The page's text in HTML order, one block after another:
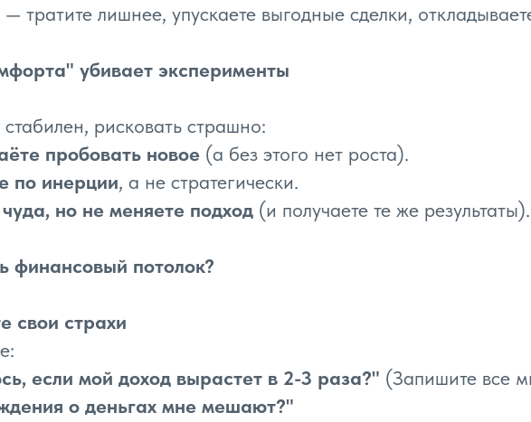
— тратите лишнее, упускаете выгодные сделки,
убивает эксперименты
рисковать страшно:
пробовать новое (а без этого нет роста).
по инерции, а не стратегически.
но не меняете подход (и получаете те же результаты).
финансовый потолок?
свои страхи
если мой доход вырастет в 2-3 раза?" (Запишите все
о деньгах мне мешают?"